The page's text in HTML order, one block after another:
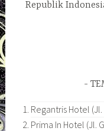
Republik
Regantris Hotel
Prima In Hotel (Jl.